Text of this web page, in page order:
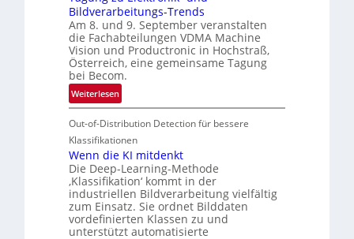
i
c
h
k
e
i
t
e
d
e
r
i
n
V
I
S
I
O
N
T
e
c
h
T
i
d
e
d
T
o
u
r
a
u
f
d
e
Bildverarbeitungs-Trends
Am 8. und 9. September veranstalten
die Fachabteilungen VDMA Machine
Vision und Productronic in Hochstraß,
Österreich, eine gemeinsame Tagung
bei Becom.
Weiterlesen:
T
a
g
u
n
g
z
u
E
Out-of-Distribution Detection für bessere
Klassifikationen
Wenn die KI mitdenkt
Die Deep-Learning-Methode
‚Klassifikation‘ kommt in der
industriellen Bildverarbeitung vielfältig
zum Einsatz. Sie ordnet Bilddaten
vordefinierten Klassen zu und
unterstützt automatisierte